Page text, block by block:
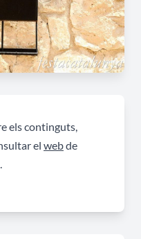
els continguts,
el webde